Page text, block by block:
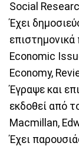
Social
Έχει
Economic
Economy,
Έγραψε και
εκδοθεί από
Macmillan,
Έχει